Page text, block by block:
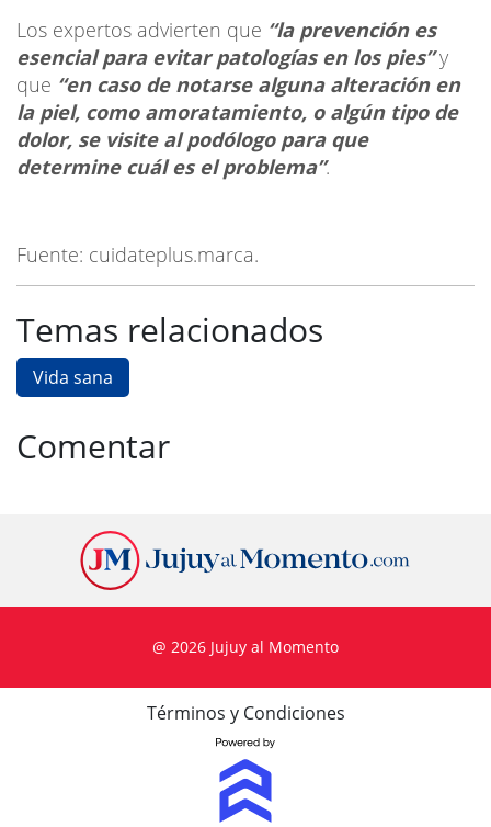
Los expertos advierten que “la prevención es
esencial para evitar patologías en los pies”y
que “en caso de notarse alguna alteración en
la piel, como amoratamiento, o algún tipo de
dolor, se visite al podólogo para que
determine cuál es el problema”.
Fuente: cuidateplus.marca.
Temas relacionados
Vida sana
Comentar
@ 2026 Jujuy al Momento
Términos y Condiciones